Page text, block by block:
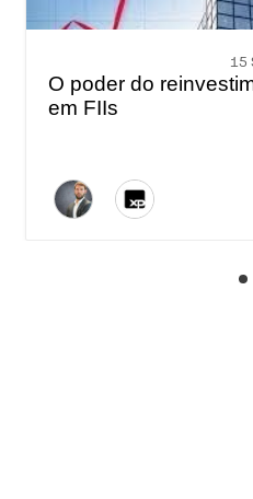
15
O poder do
em FIIs